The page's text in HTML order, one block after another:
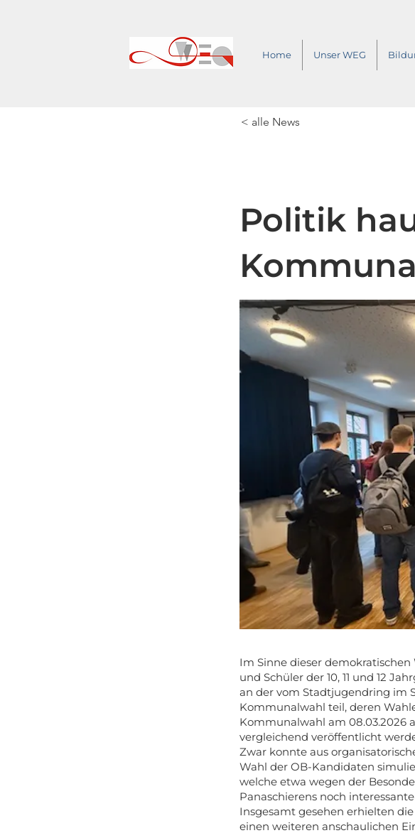
Home Unser WEG
< alle News
Politik
Im Sinne dieser
und Schüler der 10, 11 und 12
an der vom Stadtjugendring im
Kommunalwahl teil, deren
Kommunalwahl am 08.03.2026
vergleichend veröffentlicht
Zwar konnte aus
Wahl der OB-Kandidaten
welche etwa wegen der
Panaschierens noch
Insgesamt gesehen erhielten
einen weiteren anschaulichen